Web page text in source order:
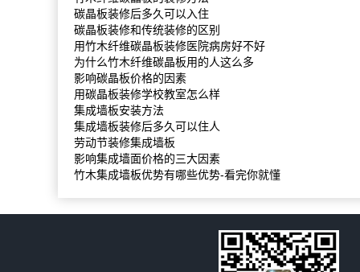
碳晶板装修后多久可以入住
碳晶板装修和传统装修的区别
用竹木纤维碳晶板装修医院病房好不好
为什么竹木纤维碳晶板用的人这么多
影响碳晶板价格的因素
用碳晶板装修学校教室怎么样
集成墙板安装方法
集成墙板装修后多久可以住人
劳动节装修集成墙板
影响集成墙面价格的三大因素
竹木集成墙板优势有哪些优势-看完你就懂